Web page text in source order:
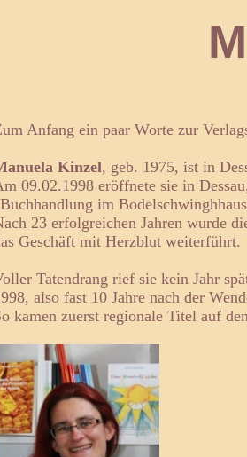
Anfang ein paar Worte zur
Kinzel, geb. 1975, ist in
09.02.1998 eröffnete sie in
im
23 erfolgreichen Jahren wurde
Geschäft mit Herzblut weiterführt.
Tatendrang rief sie kein Jahr
also fast 10 Jahre nach der
kamen zuerst regionale Titel auf